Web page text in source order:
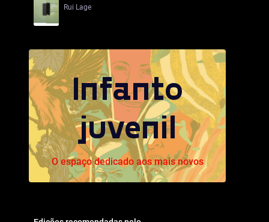
Rui Lage
Infanto
juvenil
O espaço dedicado aos mais novos